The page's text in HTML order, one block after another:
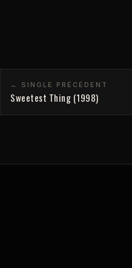
← SINGLE PRÉCÉDENT
Sweetest Thing (1998)